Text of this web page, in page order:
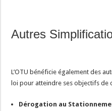
Autres
L’OTU bénéficie également des
loi pour atteindre ses objectifs de
Dérogation au